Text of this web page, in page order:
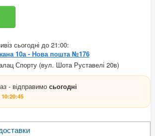
сьогодні до 21:00:
10а - Нова пошта №176
Спорту (вул. Шота Руставелі 20в)
- відправимо сьогодні
10:20:45